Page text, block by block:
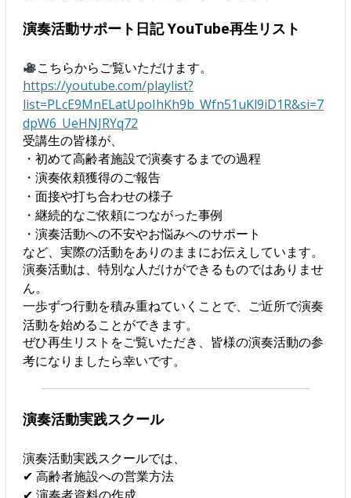
演奏活動サポート日記 YouTube再生リスト
こちらからご覧いただけます。
https://youtube.com/playlist?
list=PLcE9MnELatUpoIhKh9b_Wfn51uKl9iD1R&si=7
dpW6_UeHNJRYq72
受講生の皆様が、
・初めて高齢者施設で演奏するまでの過程
・演奏依頼獲得のご報告
・面接や打ち合わせの様子
・継続的なご依頼につながった事例
・演奏活動への不安やお悩みへのサポート
など、実際の活動をありのままにお伝えしています。
演奏活動は、特別な人だけができるものではありませ
ん。
一歩ずつ行動を積み重ねていくことで、ご近所で演奏
活動を始めることができます。
ぜひ再生リストをご覧いただき、皆様の演奏活動の参
考になりましたら幸いです。
演奏活動実践スクール
演奏活動実践スクールでは、
✔ 高齢者施設への営業方法